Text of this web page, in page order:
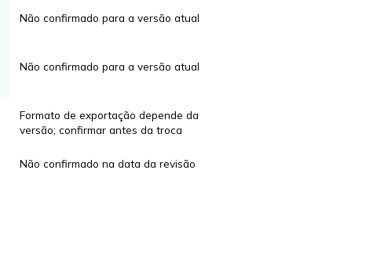
Não confirmado para a versão atual
Não confirmado para a versão atual
Formato de exportação depende da
versão; confirmar antes da troca
Não confirmado na data da revisão